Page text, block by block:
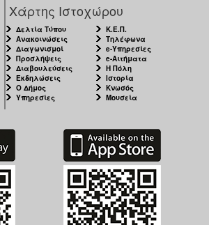
Χάρτης Ιστοχώρου
Δελτία Τύπου
Ανακοινώσεις
Διαγωνισμοί
Προσλήψεις
Διαβουλεύσεις
Εκδηλώσεις
Ο Δήμος
Υπηρεσίες
Κ.Ε.Π.
Τηλέφωνα
e-Υπηρεσίες
e-Αιτήματα
Η Πόλη
Ιστορία
Κνωσός
Μουσεία